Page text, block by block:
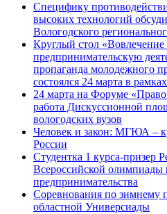
Специфику
высоких технологий
Вологодского
Круглый стол
предпринимательскую
пропаганда молодежного
состоялся 24 марта в
24 марта на Форуме «Право
работа Дискуссионной
вологодских вузов
Человек и закон: МГЮА –
России
Студентка 1 курса-призер
Всероссийской олимпиады
предпринимательства
Соревнования по зимнему
областной Универсиады